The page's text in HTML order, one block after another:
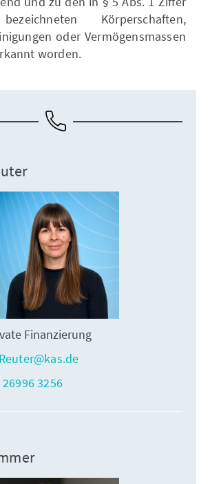
Körperschaften,
oder Vermögensmassen
worden.
Finanzierung
3256